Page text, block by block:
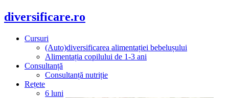
diversificare.ro
Cursuri
(Auto)diversificarea alimentației bebelușului
Alimentația copilului de 1-3 ani
Consultanță
Consultanță nutriție
Rețete
6 luni